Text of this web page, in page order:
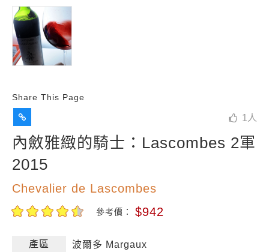
Share This Page
1 人
內斂雅緻的騎士：Lascombes 2軍
2015
Chevalier de Lascombes
參考價： $942
產區 波爾多 Margaux